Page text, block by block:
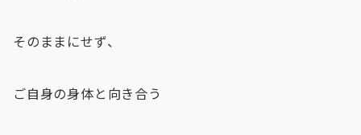
そのままにせず、
ご自身の身体と向き合う